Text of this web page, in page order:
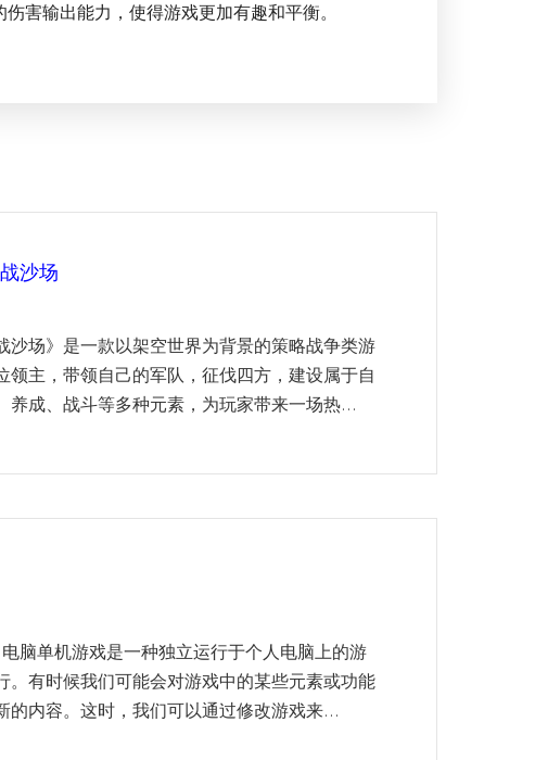
害输出能力，使得游戏更加有趣和平衡。
沙场
沙场》是一款以架空世界为背景的策略战争类游
领主，带领自己的军队，征伐四方，建设属于自
养成、战斗等多种元素，为玩家带来一场热...
脑单机游戏是一种独立运行于个人电脑上的游
。有时候我们可能会对游戏中的某些元素或功能
的内容。这时，我们可以通过修改游戏来...